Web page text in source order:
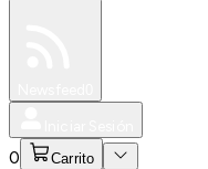
0 Carrito